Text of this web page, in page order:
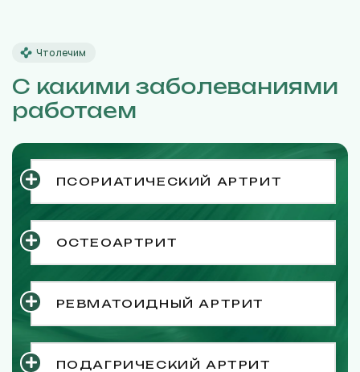
Что лечим
С какими заболеваниями
работаем
ПСОРИАТИЧЕСКИЙ АРТРИТ
ОСТЕОАРТРИТ
РЕВМАТОИДНЫЙ АРТРИТ
ПОДАГРИЧЕСКИЙ АРТРИТ